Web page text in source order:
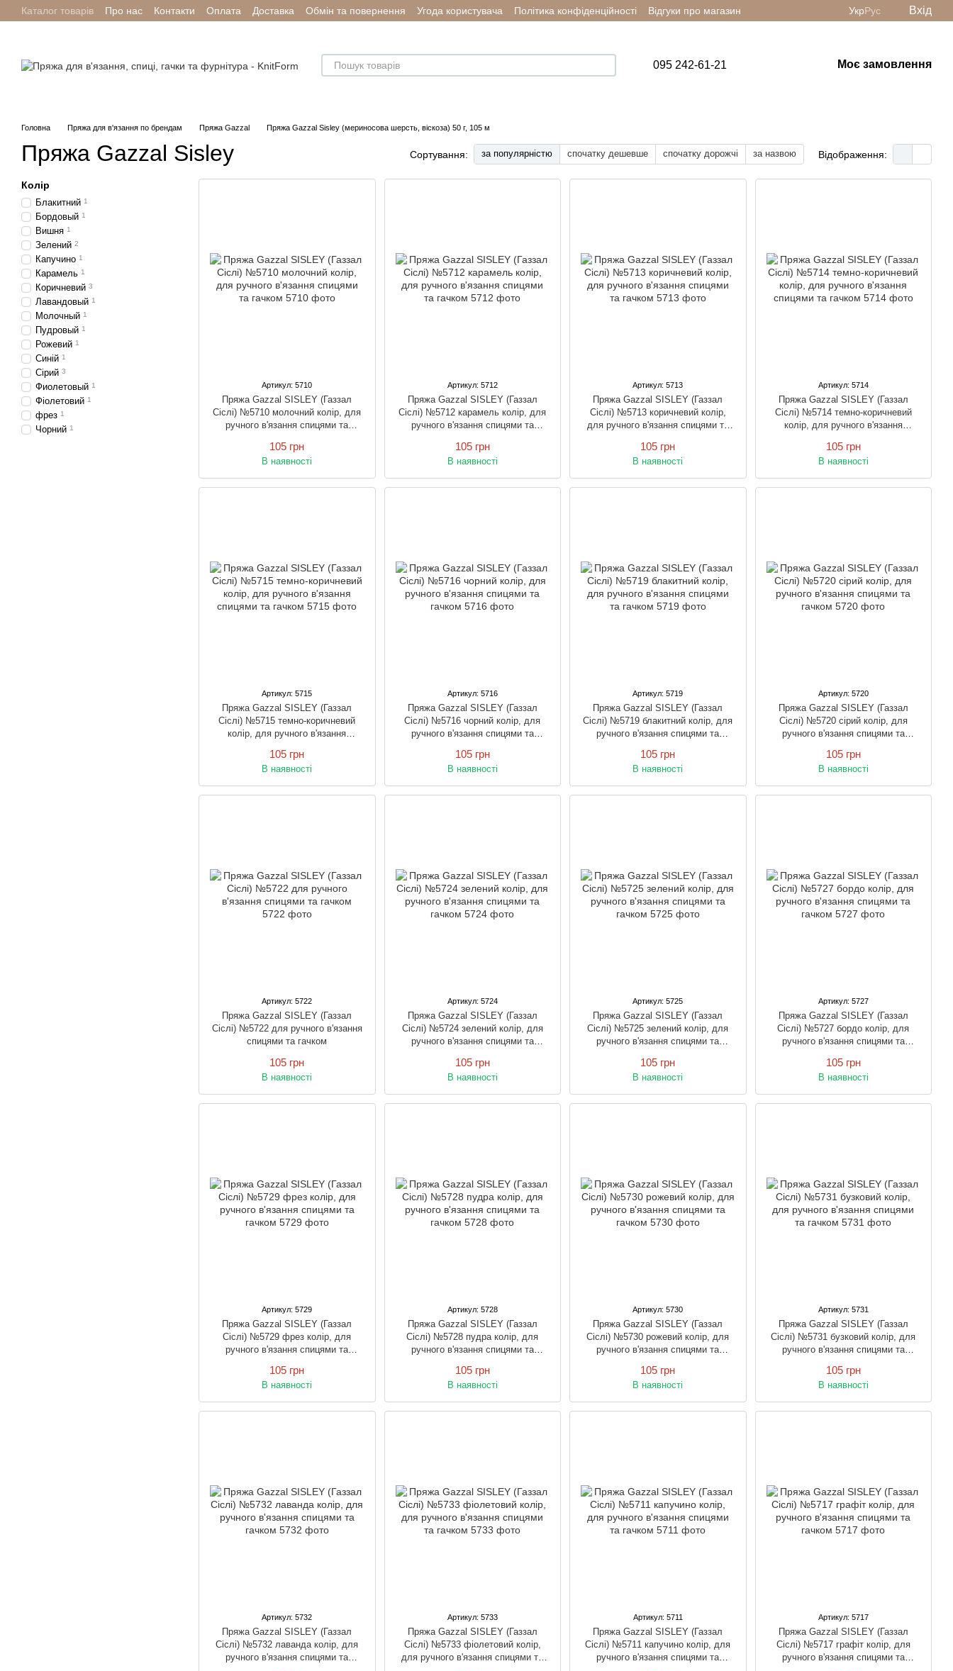
Перейти до основного контенту
Каталог товарів Про нас Контакти Оплата Доставка Обмін та повернення Угода користувача Політика конфіденційності Відгуки про магазин УкрРус Вхід
095 242-61-21 Моє замовлення
Головна Пряжа для в'язання по брендам Пряжа Gazzal Пряжа Gazzal Sisley (мериносова шерсть, віскоза) 50 г, 105 м
Пряжа Gazzal Sisley Сортування: за популярністю спочатку дешевше спочатку дорожчі за назвою Відображення:
Артикул: 5710
Пряжа Gazzal SISLEY (Газзал
Сіслі) №5710 молочний колір, для
ручного в'язання спицями та
105 грн
В наявності
Артикул: 5712
Пряжа Gazzal SISLEY (Газзал
Сіслі) №5712 карамель колір, для
ручного в'язання спицями та
105 грн
В наявності
Артикул: 5713
Пряжа Gazzal SISLEY (Газзал
Сіслі) №5713 коричневий колір,
для ручного в'язання спицями та
105 грн
В наявності
Артикул: 5714
Пряжа Gazzal SISLEY (Газзал
Сіслі) №5714 темно-коричневий
колір, для ручного в'язання
105 грн
В наявності
Артикул: 5715
Пряжа Gazzal SISLEY (Газзал
Сіслі) №5715 темно-коричневий
колір, для ручного в'язання
105 грн
В наявності
Артикул: 5716
Пряжа Gazzal SISLEY (Газзал
Сіслі) №5716 чорний колір, для
ручного в'язання спицями та
105 грн
В наявності
Артикул: 5719
Пряжа Gazzal SISLEY (Газзал
Сіслі) №5719 блакитний колір, для
ручного в'язання спицями та
105 грн
В наявності
Артикул: 5720
Пряжа Gazzal SISLEY (Газзал
Сіслі) №5720 сірий колір, для
ручного в'язання спицями та
105 грн
В наявності
Артикул: 5722
Пряжа Gazzal SISLEY (Газзал
Сіслі) №5722 для ручного в'язання
спицями та гачком
105 грн
В наявності
Артикул: 5724
Пряжа Gazzal SISLEY (Газзал
Сіслі) №5724 зелений колір, для
ручного в'язання спицями та
105 грн
В наявності
Артикул: 5725
Пряжа Gazzal SISLEY (Газзал
Сіслі) №5725 зелений колір, для
ручного в'язання спицями та
105 грн
В наявності
Артикул: 5727
Пряжа Gazzal SISLEY (Газзал
Сіслі) №5727 бордо колір, для
ручного в'язання спицями та
105 грн
В наявності
Артикул: 5729
Пряжа Gazzal SISLEY (Газзал
Сіслі) №5729 фрез колір, для
ручного в'язання спицями та
105 грн
В наявності
Артикул: 5728
Пряжа Gazzal SISLEY (Газзал
Сіслі) №5728 пудра колір, для
ручного в'язання спицями та
105 грн
В наявності
Артикул: 5730
Пряжа Gazzal SISLEY (Газзал
Сіслі) №5730 рожевий колір, для
ручного в'язання спицями та
105 грн
В наявності
Артикул: 5731
Пряжа Gazzal SISLEY (Газзал
Сіслі) №5731 бузковий колір, для
ручного в'язання спицями та
105 грн
В наявності
Артикул: 5732
Пряжа Gazzal SISLEY (Газзал
Сіслі) №5732 лаванда колір, для
ручного в'язання спицями та
Артикул: 5733
Пряжа Gazzal SISLEY (Газзал
Сіслі) №5733 фіолетовий колір,
для ручного в'язання спицями та
Артикул: 5711
Пряжа Gazzal SISLEY (Газзал
Сіслі) №5711 капучино колір, для
ручного в'язання спицями та
Артикул: 5717
Пряжа Gazzal SISLEY (Газзал
Сіслі) №5717 графіт колір, для
ручного в'язання спицями та
Колір
Блакитний 1
Бордовый 1
Вишня 1
Зелений 2
Капучино 1
Карамель 1
Коричневий 3
Лавандовый 1
Молочный 1
Пудровый 1
Рожевий 1
Синій 1
Сірий 3
Фиолетовый 1
Фіолетовий 1
фрез 1
Чорний 1